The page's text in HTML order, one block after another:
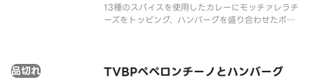
13種のスパイスを使用したカレーにモッチァレラチ
ーズをトッピング、ハンバーグを盛り合わせたボリ
TVBPペペロンチーノとハンバーグ
品切れ